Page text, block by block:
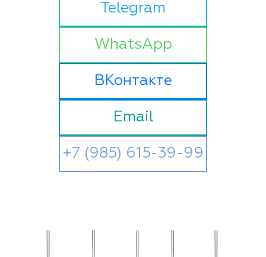
Telegram
WhatsApp
ВКонтакте
Email
+7 (985) 615-39-99